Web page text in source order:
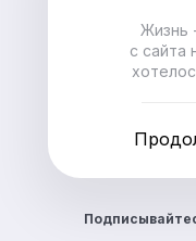
Жизнь
с сайта